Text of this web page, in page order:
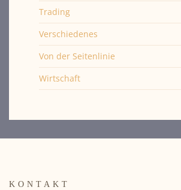
Trading
Verschiedenes
Von der Seitenlinie
Wirtschaft
KONTAKT